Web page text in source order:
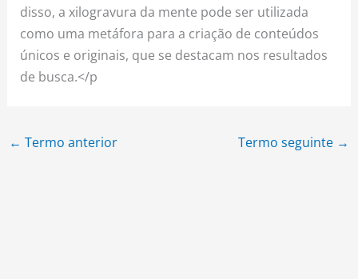
disso, a xilogravura da mente pode ser utilizada
como uma metáfora para a criação de conteúdos
únicos e originais, que se destacam nos resultados
de busca.</p
← Termo anterior Termo seguinte →